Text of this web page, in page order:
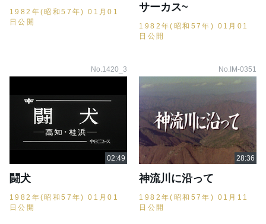
1982年(昭和57年) 01月01
日公開
サーカス~
1982年(昭和57年) 01月01
日公開
No.1420_3
闘犬
1982年(昭和57年) 01月01
日公開
No.IM-0351
神流川に沿って
1982年(昭和57年) 01月11
日公開